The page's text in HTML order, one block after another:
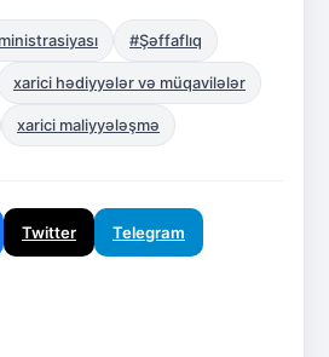
#Şəffaflıq
xarici hədiyyələr və müqavilələr
xarici maliyyələşmə
Twitter Telegram